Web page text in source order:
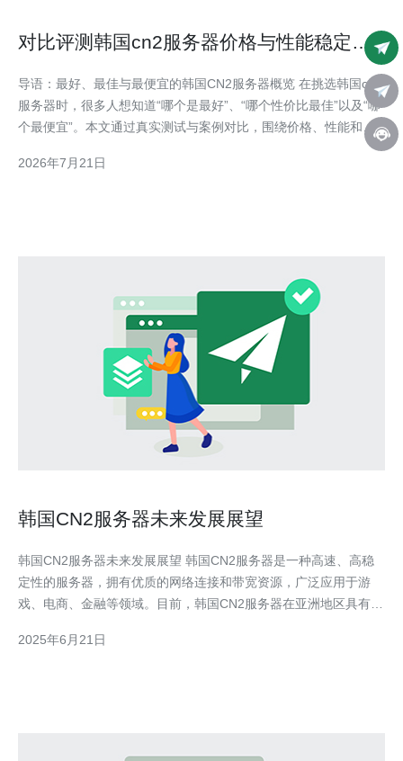
对比评测韩国cn2服务器价格与性能稳定性
导语：最好、最佳与最便宜的韩国CN2服务器概览 在挑选韩国cn2
服务器时，很多人想知道“哪个是最好”、“哪个性价比最佳”以及“哪
个最便宜”。本文通过真实测试与案例对比，围绕价格、性能和稳
定性三大维度，给出直观结论并提出购买建议，帮助你在预算与需
求之间找到平衡。 测试方法与评估指标 评测采用统一的测试流
2026年7月21日
韩国CN2服务器未来发展展望
韩国CN2服务器未来发展展望 韩国CN2服务器是一种高速、高稳
定性的服务器，拥有优质的网络连接和带宽资源，广泛应用于游
戏、电商、金融等领域。目前，韩国CN2服务器在亚洲地区具有一
有望迎来更多的机遇和挑战。未来发展的趋势主要包括： 1. 技术
2025年6月21日